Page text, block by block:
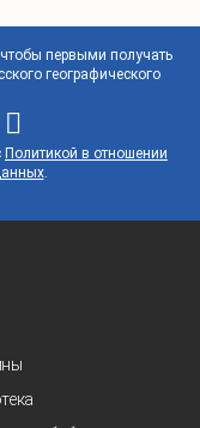
первыми получать
географического
Политикой в отношении
.